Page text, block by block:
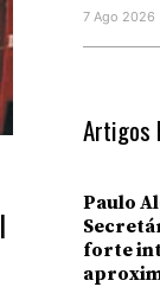
7 Ago 2026
Artigos
Paulo
forte